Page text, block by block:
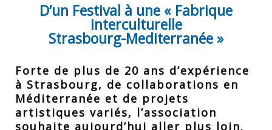
D’un Festival à une « Fabrique
interculturelle
Strasbourg-Mediterranée »
Forte de plus de 20 ans d’expérience
à Strasbourg, de collaborations en
Méditerranée et de projets
artistiques variés, l’association
souhaite aujourd’hui aller plus loin.